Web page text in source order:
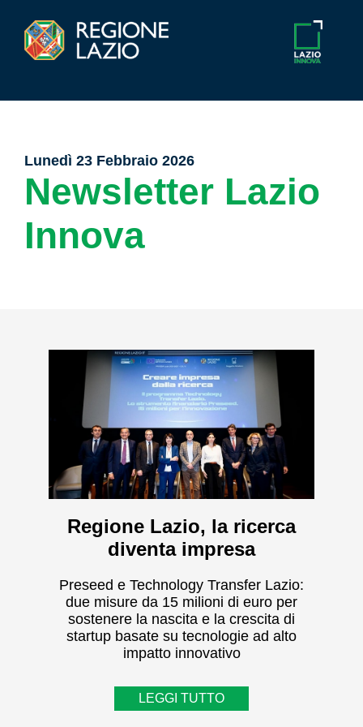
Lunedì 23 Febbraio 2026
Newsletter Lazio
Innova
Regione Lazio, la ricerca
diventa impresa
Preseed e Technology Transfer Lazio:
due misure da 15 milioni di euro per
sostenere la nascita e la crescita di
startup basate su tecnologie ad alto
impatto innovativo
LEGGI TUTTO